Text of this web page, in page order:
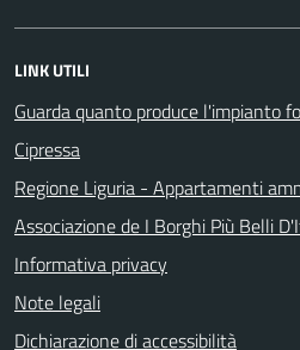
LINK UTILI
Guarda quanto produce l'impianto
Cipressa
Regione Liguria - Appartamenti
Associazione de I Borghi Più Belli
Informativa privacy
Note legali
Dichiarazione di accessibilità